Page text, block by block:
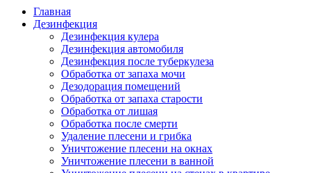
Главная
Дезинфекция
Дезинфекция кулера
Дезинфекция автомобиля
Дезинфекция после туберкулеза
Обработка от запаха мочи
Дезодорация помещений
Обработка от запаха старости
Обработка от лишая
Обработка после смерти
Удаление плесени и грибка
Уничтожение плесени на окнах
Уничтожение плесени в ванной